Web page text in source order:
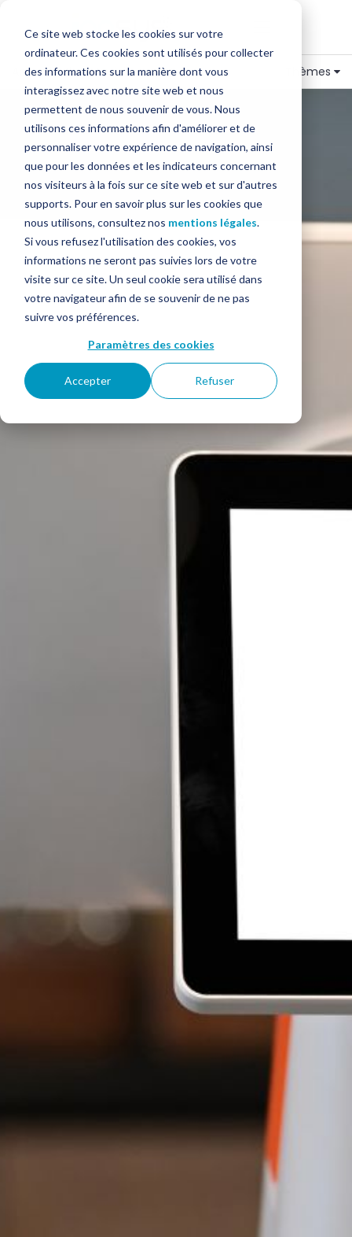
Ce site web stocke les cookies sur votre
ordinateur. Ces cookies sont utilisés pour collecter
des informations sur la manière dont vous
interagissez avec notre site web et nous
permettent de nous souvenir de vous. Nous
utilisons ces informations afin d'améliorer et de
personnaliser votre expérience de navigation, ainsi
que pour les données et les indicateurs concernant
nos visiteurs à la fois sur ce site web et sur d'autres
supports. Pour en savoir plus sur les cookies que
nous utilisons, consultez nos mentions légales.
Si vous refusez l'utilisation des cookies, vos
informations ne seront pas suivies lors de votre
visite sur ce site. Un seul cookie sera utilisé dans
votre navigateur afin de se souvenir de ne pas
suivre vos préférences.
Paramètres des cookies
Accepter Refuser
Accueil»Blog»Encaissement Thèmes